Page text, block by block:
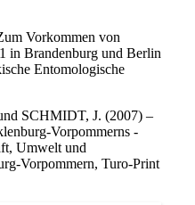
Vorkommen von
in Brandenburg und Berlin
Entomologische
SCHMIDT, J. (2007) –
Vorpommerns -
Umwelt und
Vorpommern, Turo-Print